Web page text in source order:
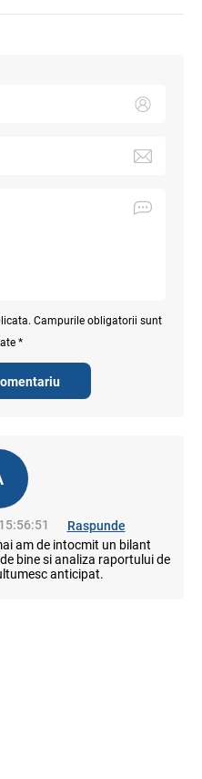
Campurile obligatorii sunt
*
Raspunde
am de intocmit un bilant
bine si analiza raportului de
anticipat.